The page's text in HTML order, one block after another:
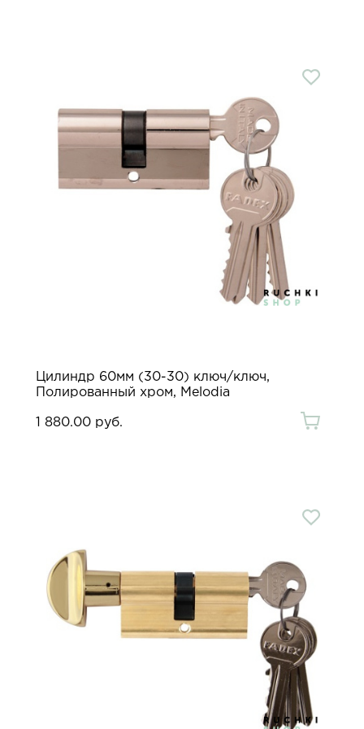
Цилиндр 60мм (30-30) ключ/ключ,
Полированный хром, Melodia
1 880.00 руб.